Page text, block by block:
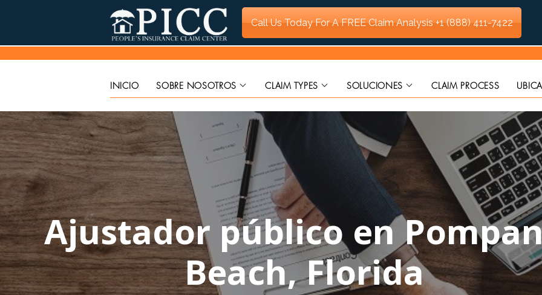
Call Us Today For A FREE Claim Analysis+1 (888) 411-7422
INICIO SOBRE NOSOTROS CLAIM TYPES SOLUCIONES CLAIM PROCESS
Ajustador público en
Beach, Florida